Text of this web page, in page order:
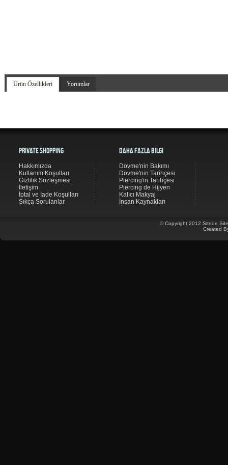
Ürün Özellikleri Yorumlar
Private Shopping
Hakkımızda
Kullanım Koşulları
Gizlilik Sözleşmesi
İletişim
İptal ve İade Koşulları
Sıkça Sorulanlar
© Copyright 2012 Sitede
Created
Daha Fazla Bilgi
Dövme'nin Bakımı
Dövme'nin Tarihçesi
Piercing'in Tarihçesi
Piercing de Hijyen
Kalıcı Makyaj
İnsan Kaynakları